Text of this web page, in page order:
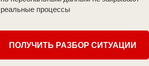
реальные процессы
ПОЛУЧИТЬ РАЗБОР СИТУАЦИИ